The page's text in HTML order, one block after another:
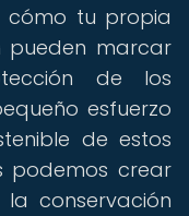
cómo tu propia
pueden marcar
de los
esfuerzo
de estos
podemos crear
conservación